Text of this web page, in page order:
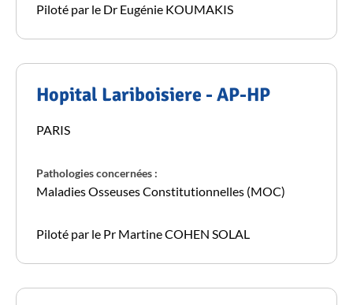
Piloté par le Dr Eugénie KOUMAKIS
Hopital Lariboisiere - AP-HP
PARIS
Pathologies concernées :
Maladies Osseuses Constitutionnelles (MOC)
Piloté par le Pr Martine COHEN SOLAL